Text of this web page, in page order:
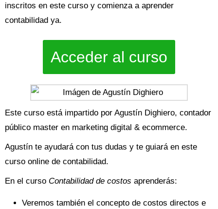
inscritos en este curso y comienza a aprender
contabilidad ya.
Acceder al curso
Este curso está impartido por Agustín Dighiero, contador
público master en marketing digital & ecommerce.
Agustín te ayudará con tus dudas y te guiará en este
curso online de contabilidad.
En el curso Contabilidad de costos aprenderás:
Veremos también el concepto de costos directos e